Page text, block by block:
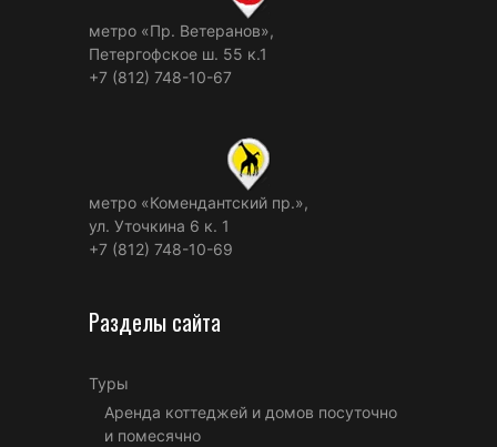
метро «Пр. Ветеранов»,
Петергофское ш. 55 к.1
+7 (812) 748-10-67
метро «Комендантский пр.»,
ул. Уточкина 6 к. 1
+7 (812) 748-10-69
Разделы сайта
Туры
Аренда коттеджей и домов посуточно
и помесячно